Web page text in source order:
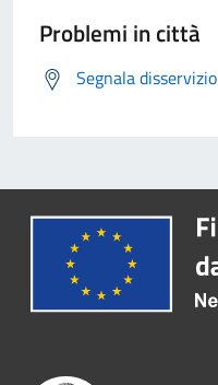
Problemi in città
Segnala disservizio